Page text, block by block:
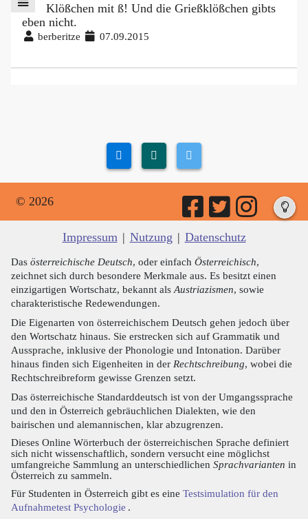
Klößchen mit ß! Und die Grießklößchen gibts
eben nicht.
berberitze 07.09.2015
© 2026
Impressum | Nutzung | Datenschutz
Das österreichische Deutsch, oder einfach Österreichisch,
zeichnet sich durch besondere Merkmale aus. Es besitzt einen
einzigartigen Wortschatz, bekannt als Austriazismen, sowie
charakteristische Redewendungen.
Die Eigenarten von österreichischem Deutsch gehen jedoch über
den Wortschatz hinaus. Sie erstrecken sich auf Grammatik und
Aussprache, inklusive der Phonologie und Intonation. Darüber
hinaus finden sich Eigenheiten in der Rechtschreibung, wobei die
Rechtschreibreform gewisse Grenzen setzt.
Das österreichische Standarddeutsch ist von der Umgangssprache
und den in Österreich gebräuchlichen Dialekten, wie den
bairischen und alemannischen, klar abzugrenzen.
Dieses Online Wörterbuch der österreichischen Sprache definiert
sich nicht wissenschaftlich, sondern versucht eine möglichst
umfangreiche Sammlung an unterschiedlichen Sprachvarianten in
Österreich zu sammeln.
Für Studenten in Österreich gibt es eine Testsimulation für den
Aufnahmetest Psychologie .